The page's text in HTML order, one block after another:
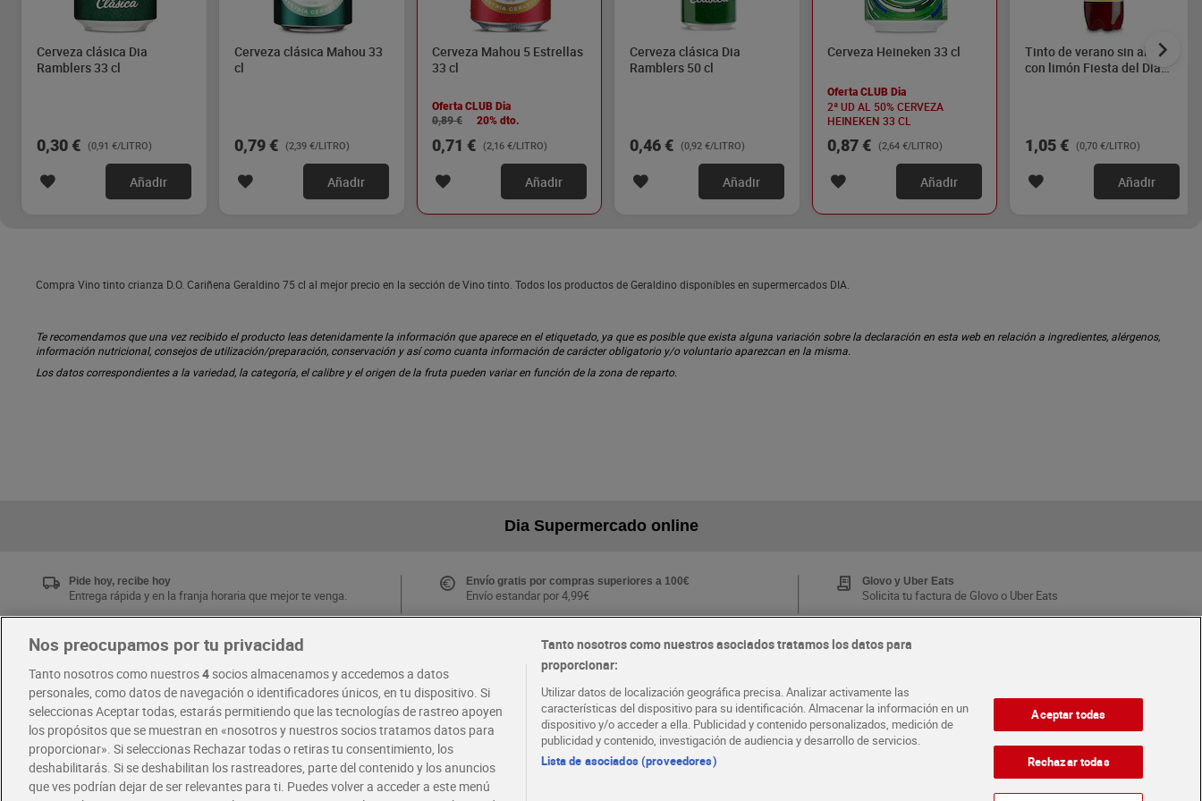
Cerveza clásica Dia
Ramblers 33 cl
0,30 € (0,91 €/LITRO)
Añadir
Cerveza clásica Mahou 33
cl
0,79 € (2,39 €/LITRO)
Añadir
Cerveza Mahou 5 Estrellas
33 cl
Oferta CLUB Dia
0,89 €
20% dto.
0,71 € (2,16 €/LITRO)
Añadir
Cerveza clásica Dia
Ramblers 50 cl
0,46 € (0,92 €/LITRO)
Añadir
Cerveza Heineken 33 cl
Oferta CLUB Dia
2ª UD AL 50% CERVEZA
HEINEKEN 33 CL
0,87 € (2,64 €/LITRO)
Añadir
Tinto de verano sin alcohol
con limón Fiesta del Dia
1,05 € (0,70 €/LITRO)
Añadir
Compra Vino tinto crianza D.O. Cariñena Geraldino 75 cl al mejor precio en la sección de Vino tinto. Todos los productos de Geraldino disponibles en supermercados DIA.
Te recomendamos que una vez recibido el producto leas detenidamente la información que aparece en el etiquetado, ya que es posible que exista alguna variación sobre la declaración en esta web en relación a ingredientes, alérgenos,
información nutricional, consejos de utilización/preparación, conservación y así como cuanta información de carácter obligatorio y/o voluntario aparezcan en la misma.
Los datos correspondientes a la variedad, la categoría, el calibre y el origen de la fruta pueden variar en función de la zona de reparto.
Dia Supermercado online
Pide hoy, recibe hoy
Entrega rápida y en la franja horaria que mejor te venga.
Envío gratis por compras superiores a 100€
Envío estandar por 4,99€
Glovo y Uber Eats
Solicita tu factura de Glovo o Uber Eats
Disfruta las ventajas y ofertas exclusivas.
Descárgate la APP Dia
Folletos y Tiendas
cercana
¡Solicita tu tarjeta de crédito aquí!
RECETAS · COMER MEJOR CADA DIA · EMPLEO
Nos preocupamos por tu privacidad
Tanto nosotros como nuestros4socios almacenamos y accedemos a datos
personales, como datos de navegación o identificadores únicos, en tu dispositivo. Si
seleccionas Aceptar todas, estarás permitiendo que las tecnologías de rastreo apoyen
los propósitos que se muestran en «nosotros y nuestros socios tratamos datos para
proporcionar». Si seleccionas Rechazar todas o retiras tu consentimiento, los
deshabilitarás. Si se deshabilitan los rastreadores, parte del contenido y los anuncios
que ves podrían dejar de ser relevantes para ti. Puedes volver a acceder a este menú
Tanto nosotros como nuestros asociados tratamos los datos para
proporcionar:
Utilizar datos de localización geográfica precisa. Analizar activamente las
características del dispositivo para su identificación. Almacenar la información en un
dispositivo y/o acceder a ella. Publicidad y contenido personalizados, medición de
publicidad y contenido, investigación de audiencia y desarrollo de servicios.
Lista de asociados (proveedores)
Aceptar todas
Rechazar todas